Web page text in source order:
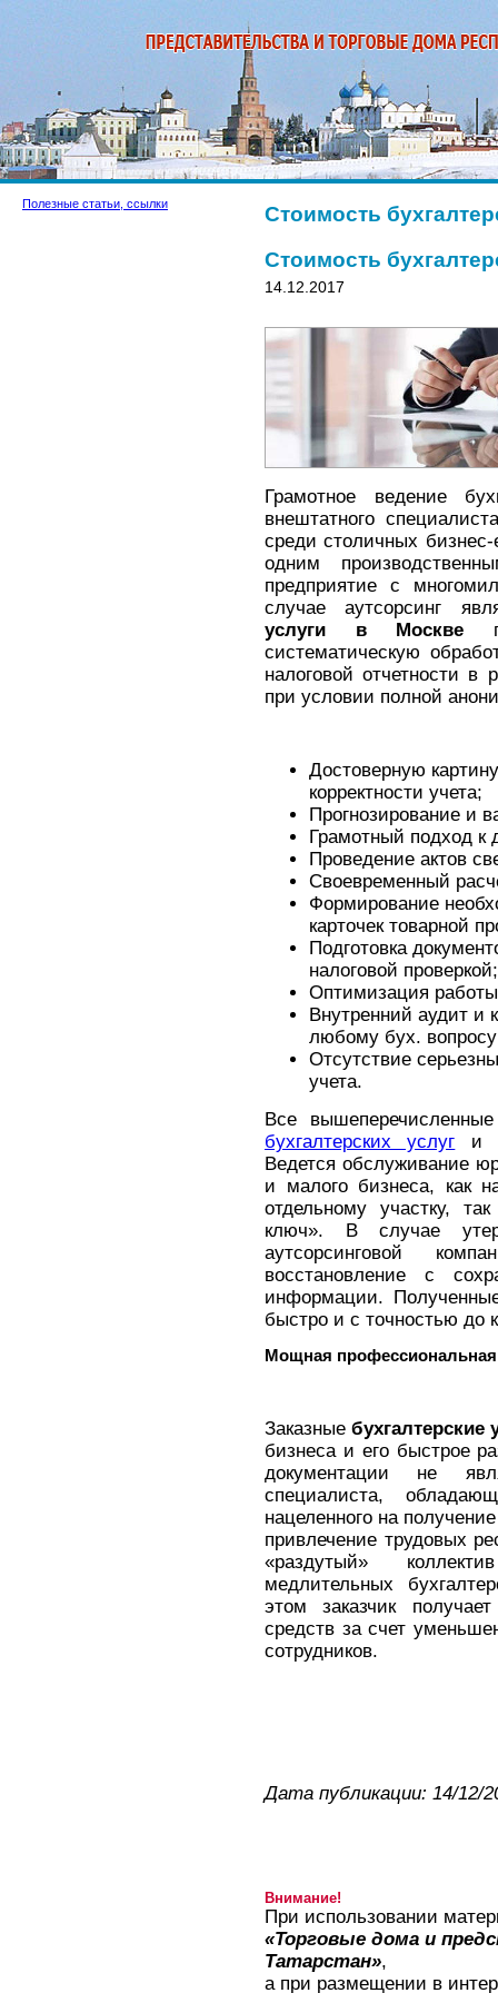
Полезные статьи, ссылки
Стоимость
Стоимость
14.12.2017
Грамотное ведение
внештатного
среди столичных
одним
предприятие с
случае аутсорсинг
услуги в Москве
систематическую
налоговой отчетности в
при условии полной
Достоверную
корректности учета;
Прогнозирование и
Грамотный подход
Проведение актов
Своевременный
Формирование
карточек товарной
Подготовка
налоговой проверкой;
Оптимизация
Внутренний аудит и
любому бух.
Отсутствие
учета.
Все
бухгалтерских услуг и
Ведется обслуживание
и малого бизнеса, как
отдельному участку,
ключ». В случае
аутсорсинговой
восстановление с
информации.
быстро и с точностью до
Мощная профессиональная
Заказные бухгалтерские
бизнеса и его быстрое
документации не
специалиста,
нацеленного на
привлечение трудовых
«раздутый»
медлительных
этом заказчик
средств за счет
сотрудников.
Дата публикации: 14/12/
Внимание!
При использовании
«Торговые дома и
Татарстан»,
а при размещении в